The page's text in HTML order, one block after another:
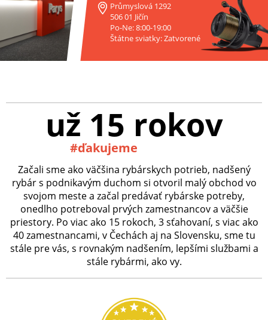
Průmyslová 1292
506 01 Jičín
Po-Ne: 8:00-19:00
Štátne sviatky: Zatvorené
už 15 rokov
#ďakujeme
Začali sme ako väčšina rybárskych potrieb, nadšený
rybár s podnikavým duchom si otvoril malý obchod vo
svojom meste a začal predávať rybárske potreby,
onedlho potreboval prvých zamestnancov a väčšie
priestory. Po viac ako 15 rokoch, 3 sťahovaní, s viac ako
40 zamestnancami, v Čechách aj na Slovensku, sme tu
stále pre vás, s rovnakým nadšením, lepšími službami a
stále rybármi, ako vy.